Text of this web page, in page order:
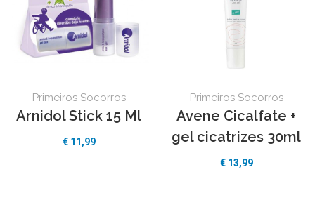
Primeiros Socorros
Arnidol Stick 15 Ml
€ 11,99
Primeiros Socorros
Avene Cicalfate +
gel cicatrizes 30ml
€ 13,99